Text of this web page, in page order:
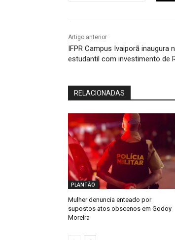
Artigo anterior
IFPR Campus Ivaiporã inaugura
estudantil com investimento de
RELACIONADAS
PLANTÃO
Mulher denuncia enteado por
supostos atos obscenos em Godoy
Moreira